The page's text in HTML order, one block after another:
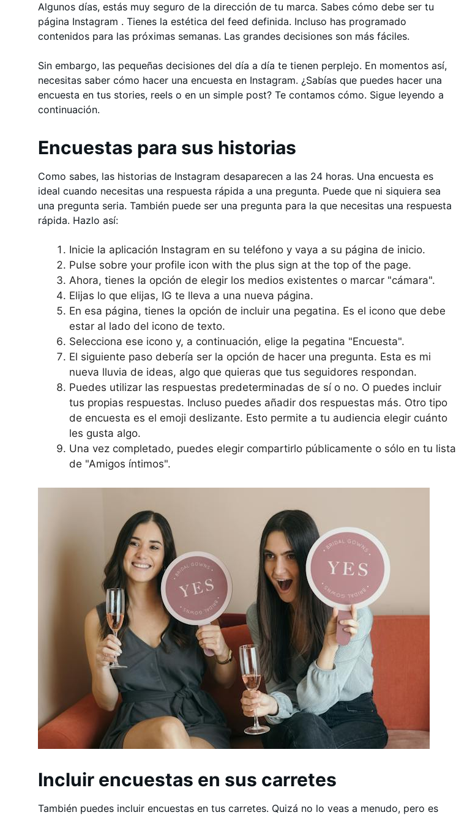
Algunos días, estás muy seguro de la dirección de tu marca. Sabes cómo debe ser tu
página Instagram . Tienes la estética del feed definida. Incluso has programado
contenidos para las próximas semanas. Las grandes decisiones son más fáciles.
Sin embargo, las pequeñas decisiones del día a día te tienen perplejo. En momentos así,
necesitas saber cómo hacer una encuesta en Instagram. ¿Sabías que puedes hacer una
encuesta en tus stories, reels o en un simple post? Te contamos cómo. Sigue leyendo a
continuación.
Encuestas para sus historias
Como sabes, las historias de Instagram desaparecen a las 24 horas. Una encuesta es
ideal cuando necesitas una respuesta rápida a una pregunta. Puede que ni siquiera sea
una pregunta seria. También puede ser una pregunta para la que necesitas una respuesta
rápida. Hazlo así:
Inicie la aplicación Instagram en su teléfono y vaya a su página de inicio.
Pulse sobre your profile icon with the plus sign at the top of the page.
Ahora, tienes la opción de elegir los medios existentes o marcar "cámara".
Elijas lo que elijas, IG te lleva a una nueva página.
En esa página, tienes la opción de incluir una pegatina. Es el icono que debe
estar al lado del icono de texto.
Selecciona ese icono y, a continuación, elige la pegatina "Encuesta".
El siguiente paso debería ser la opción de hacer una pregunta. Esta es mi
nueva lluvia de ideas, algo que quieras que tus seguidores respondan.
Puedes utilizar las respuestas predeterminadas de sí o no. O puedes incluir
tus propias respuestas. Incluso puedes añadir dos respuestas más. Otro tipo
de encuesta es el emoji deslizante. Esto permite a tu audiencia elegir cuánto
les gusta algo.
Una vez completado, puedes elegir compartirlo públicamente o sólo en tu lista
de "Amigos íntimos".
Incluir encuestas en sus carretes
También puedes incluir encuestas en tus carretes. Quizá no lo veas a menudo, pero es